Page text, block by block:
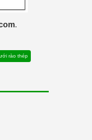
.
rào thép